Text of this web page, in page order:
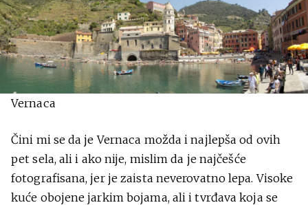
Vernaca
Čini mi se da je Vernaca možda i najlepša od ovih
pet sela, ali i ako nije, mislim da je najčešće
fotografisana, jer je zaista neverovatno lepa. Visoke
kuće obojene jarkim bojama, ali i tvrđava koja se